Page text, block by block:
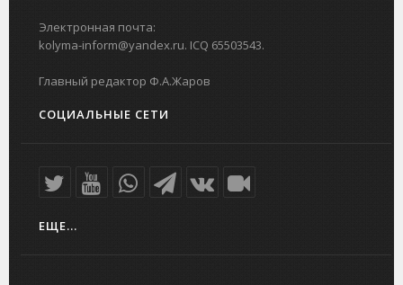
Электронная почта:
kolyma-inform@yandex.ru. ICQ 65503543.
Главный редактор Ф.А.Жаров
СОЦИАЛЬНЫЕ СЕТИ
ЕЩЕ...